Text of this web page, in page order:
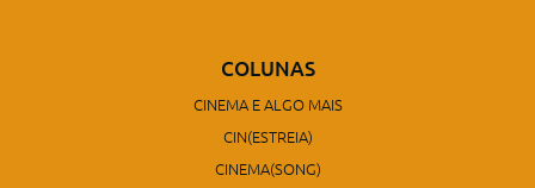
COLUNAS
CINEMA E ALGO MAIS
CIN(ESTREIA)
CINEMA(SONG)